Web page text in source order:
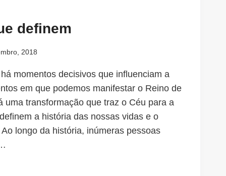
definem
2018
momentos decisivos que influenciam a
em que podemos manifestar o Reino de
uma transformação que traz o Céu para a
a história das nossas vidas e o
longo da história, inúmeras pessoas